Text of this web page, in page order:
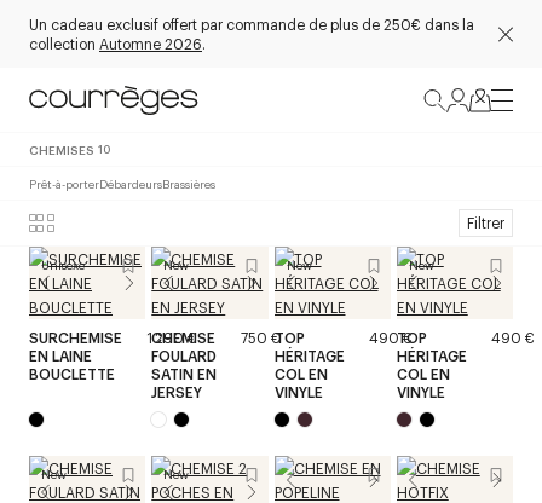
Un cadeau exclusif offert par commande de plus de 250€ dans la
collection Automne 2026.
CHEMISES 10
Prêt-à-porterDébardeursBrassières
Filtrer
Unisexe
SURCHEMISE
EN LAINE
BOUCLETTE
1 290 €
New
CHEMISE
FOULARD
SATIN EN
JERSEY
750 €
New
TOP
HÉRITAGE
COL EN
VINYLE
490 €
New
TOP
HÉRITAGE
COL EN
VINYLE
490 €
New New